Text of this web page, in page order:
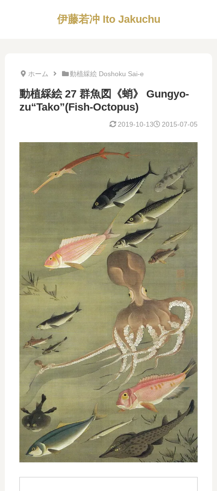
伊藤若冲 Ito Jakuchu
ホーム 動植綵絵 Doshoku Sai-e
動植綵絵 27 群魚図《蛸》 Gungyo-
zu“Tako”(Fish-Octopus)
2015-07-05
2019-10-13